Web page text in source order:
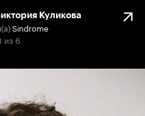
Куликова
Sindrome
из 6